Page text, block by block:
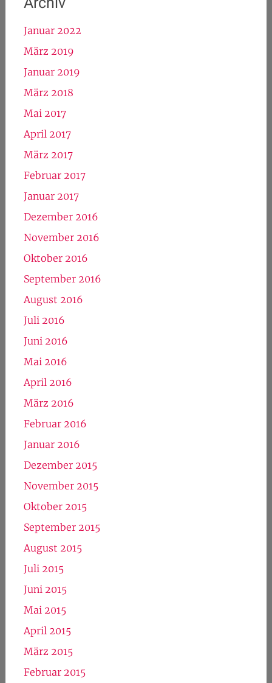
Januar 2022
März 2019
Januar 2019
März 2018
Mai 2017
April 2017
März 2017
Februar 2017
Januar 2017
Dezember 2016
November 2016
Oktober 2016
September 2016
August 2016
Juli 2016
Juni 2016
Mai 2016
April 2016
März 2016
Februar 2016
Januar 2016
Dezember 2015
November 2015
Oktober 2015
September 2015
August 2015
Juli 2015
Juni 2015
Mai 2015
April 2015
März 2015
Februar 2015